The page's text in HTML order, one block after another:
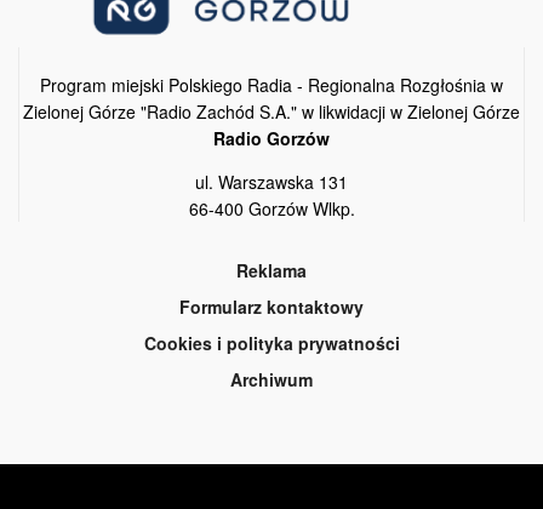
Program miejski Polskiego Radia - Regionalna Rozgłośnia w
Zielonej Górze "Radio Zachód S.A." w likwidacji w Zielonej Górze
Radio Gorzów
ul. Warszawska 131
66-400 Gorzów Wlkp.
Reklama
Formularz kontaktowy
Cookies i polityka prywatności
Archiwum